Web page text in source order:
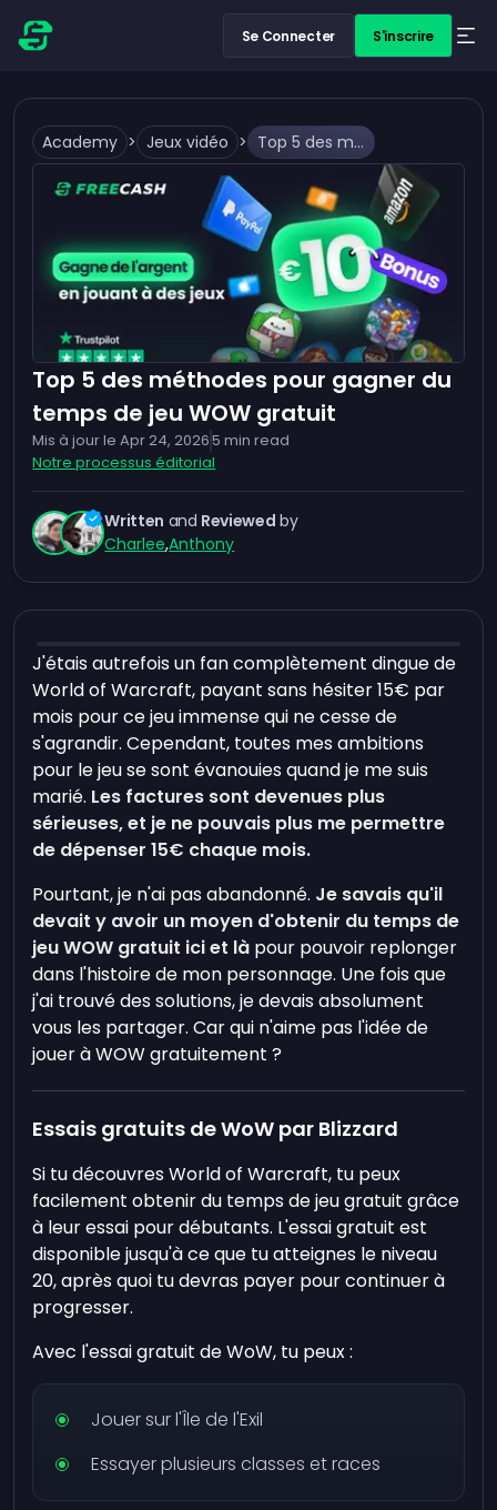
Se Connecter S'inscrire
Academy > Jeux vidéo > Top 5 des méthodes pour gagner du temps de jeu WOW gratuit
Top 5 des méthodes pour gagner du
temps de jeu WOW gratuit
Mis à jour le Apr 24, 20265 min read
Notre processus éditorial
Written and Reviewed by
Charlee,Anthony
J'étais autrefois un fan complètement dingue de
World of Warcraft, payant sans hésiter 15€ par
mois pour ce jeu immense qui ne cesse de
s'agrandir. Cependant, toutes mes ambitions
pour le jeu se sont évanouies quand je me suis
marié. Les factures sont devenues plus
sérieuses, et je ne pouvais plus me permettre
de dépenser 15€ chaque mois.
Pourtant, je n'ai pas abandonné. Je savais qu'il
devait y avoir un moyen d'obtenir du temps de
jeu WOW gratuit ici et là pour pouvoir replonger
dans l'histoire de mon personnage. Une fois que
j'ai trouvé des solutions, je devais absolument
vous les partager. Car qui n'aime pas l'idée de
jouer à WOW gratuitement ?
Essais gratuits de WoW par Blizzard
Si tu découvres World of Warcraft, tu peux
facilement obtenir du temps de jeu gratuit grâce
à leur essai pour débutants. L'essai gratuit est
disponible jusqu'à ce que tu atteignes le niveau
20, après quoi tu devras payer pour continuer à
progresser.
Avec l'essai gratuit de WoW, tu peux :
Jouer sur l'Île de l'Exil
Essayer plusieurs classes et races